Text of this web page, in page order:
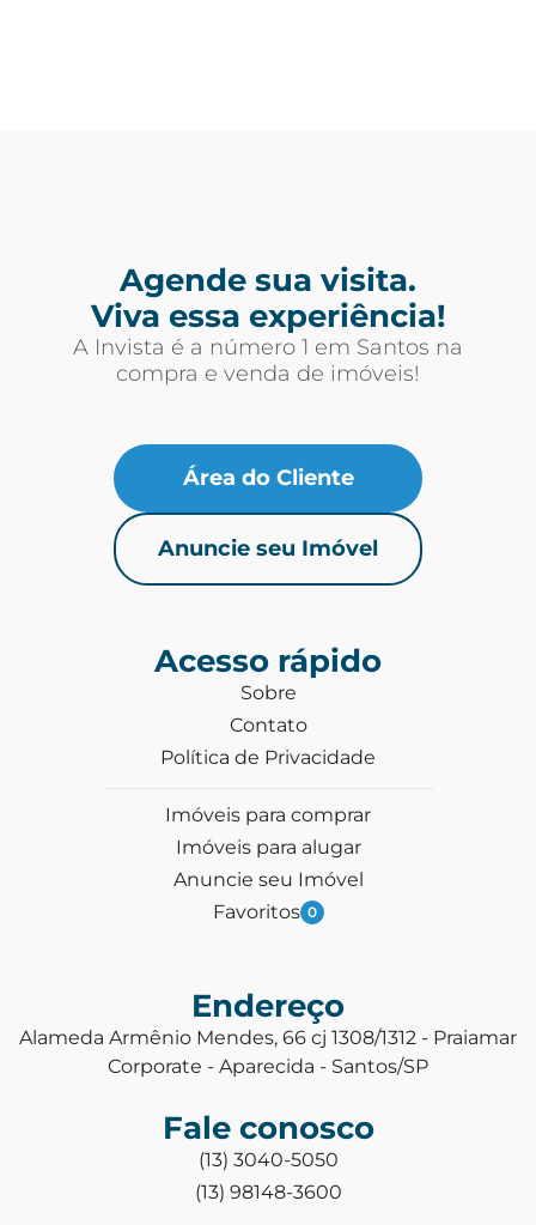
Agende sua visita.
Viva essa experiência!
A Invista é a número 1 em Santos na
compra e venda de imóveis!
Área do Cliente
Anuncie seu Imóvel
Acesso rápido
Sobre
Contato
Política de Privacidade
Imóveis para comprar
Imóveis para alugar
Anuncie seu Imóvel
Favoritos 0
Endereço
Alameda Armênio Mendes, 66 cj 1308/1312 - Praiamar
Corporate - Aparecida - Santos/SP
Fale conosco
(13) 3040-5050
(13) 98148-3600